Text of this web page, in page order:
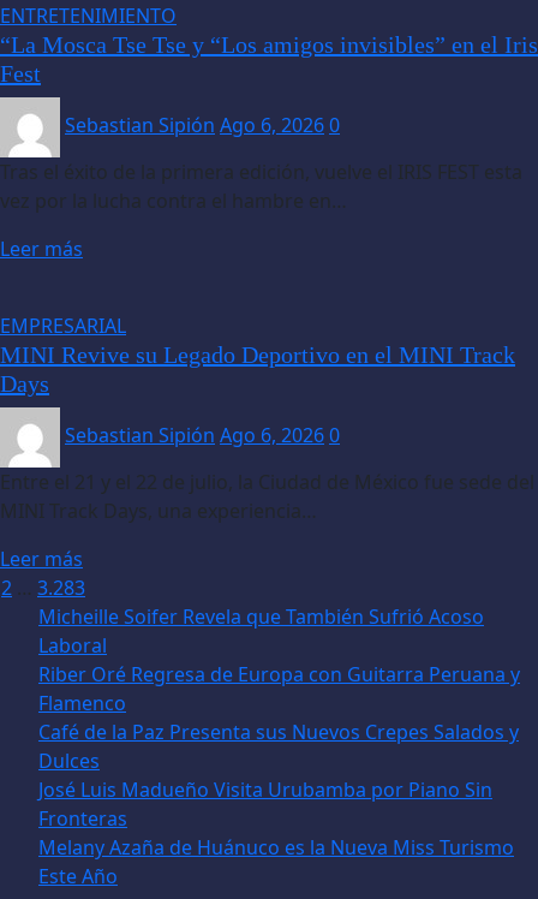
ENTRETENIMIENTO
“La Mosca Tse Tse y “Los amigos invisibles” en el Iris
Fest
Sebastian Sipión Ago 6, 20260
Tras el éxito de la primera edición, vuelve el IRIS FEST esta
vez por la lucha contra el hambre en…
Leer más
EMPRESARIAL
MINI Revive su Legado Deportivo en el MINI Track
Days
Sebastian Sipión Ago 6, 20260
Entre el 21 y el 22 de julio, la Ciudad de México fue sede del
MINI Track Days, una experiencia…
Leer más
2 … 3.283
Micheille Soifer Revela que También Sufrió Acoso
Laboral
Riber Oré Regresa de Europa con Guitarra Peruana y
Flamenco
Café de la Paz Presenta sus Nuevos Crepes Salados y
Dulces
José Luis Madueño Visita Urubamba por Piano Sin
Fronteras
Melany Azaña de Huánuco es la Nueva Miss Turismo
Este Año